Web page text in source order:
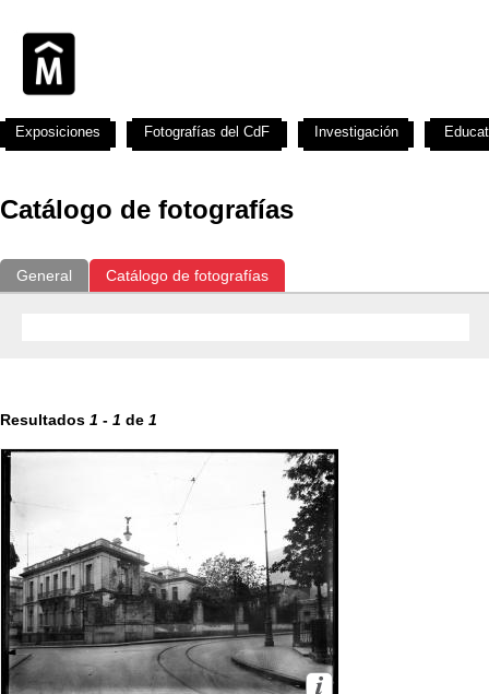
Catálogo de fotografías
General Catálogo de fotografías
Resultados 1 - 1 de 1
Exposiciones Fotografías del CdF Investigación